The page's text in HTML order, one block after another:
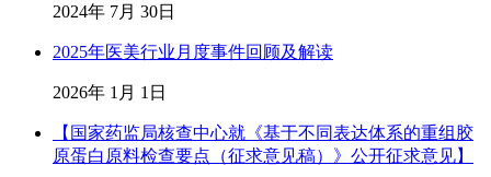
2024年 7月 30日
2025年医美行业月度事件回顾及解读
2026年 1月 1日
【国家药监局核查中心就《基于不同表达体系的重组胶
原蛋白原料检查要点（征求意见稿）》公开征求意见】